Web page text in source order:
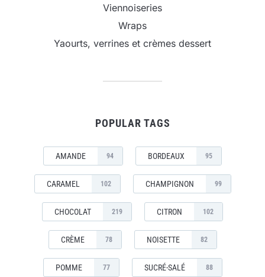
Viennoiseries
Wraps
Yaourts, verrines et crèmes dessert
POPULAR TAGS
AMANDE 94 BORDEAUX 95
CARAMEL 102 CHAMPIGNON 99
CHOCOLAT 219 CITRON 102
CRÈME 78 NOISETTE 82
POMME 77 SUCRÉ-SALÉ 88